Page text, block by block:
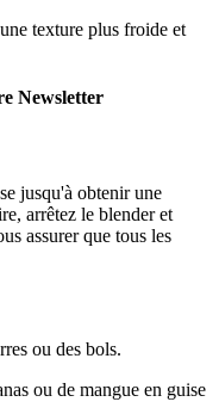
texture plus froide et
Newsletter
jusqu'à obtenir une
arrêtez le blender et
assurer que tous les
ou des bols.
ou de mangue en guise